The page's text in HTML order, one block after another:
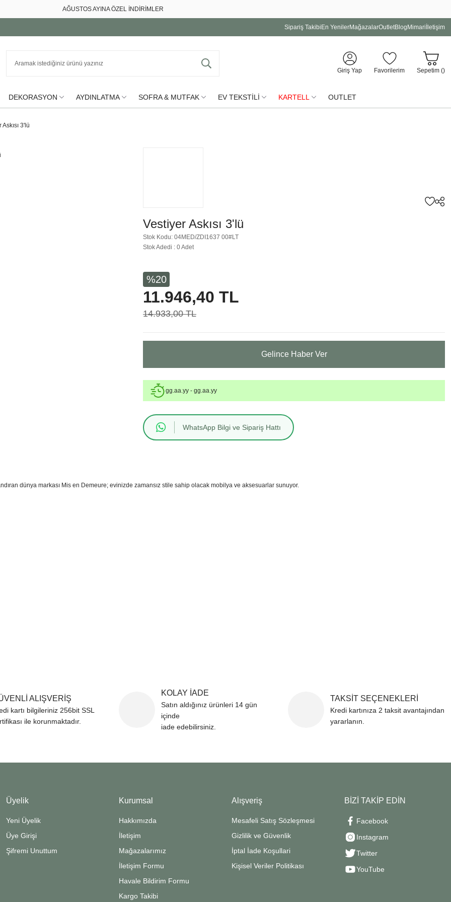
AĞUSTOS AYINA ÖZEL İNDİRİMLER
Sipariş Takibi En YenilerMağazalarOutletBlog Mimari İletişim
Giriş Yap Favorilerim Sepetim ()
DEKORASYON AYDINLATMA SOFRA & MUTFAK EV TEKSTİLİ KARTELL OUTLET
3'lü
Vestiyer Askısı 3'lü
Stok Kodu: 04MED/ZDI1637 00#LT
Stok Adedi : 0 Adet
%20
11.946,40 TL
14.933,00 TL
Gelince Haber Ver
gg.aa.yy - gg.aa.yy
WhatsApp Bilgi ve Sipariş Hattı
dünya markası Mis en Demeure; evinizde zamansız stile sahip olacak mobilya ve aksesuarlar sunuyor.
ALIŞVERİŞ
kartı bilgileriniz 256bit SSL
ile korunmaktadır.
KOLAY İADE
Satın aldığınız ürünleri 14 gün
içinde
iade edebilirsiniz.
TAKSİT SEÇENEKLERİ
Kredi kartınıza 2 taksit avantajından
yararlanın.
Üyelik
Yeni Üyelik
Üye Girişi
Şifremi Unuttum
Kurumsal
Hakkımızda
İletişim
Mağazalarımız
İletişim Formu
Havale Bildirim Formu
Kargo Takibi
Alışveriş
Mesafeli Satış Sözleşmesi
Gizlilik ve Güvenlik
İptal İade Koşullari
Kişisel Veriler Politikası
BİZİ TAKİP EDİN
Facebook
Instagram
Twitter
YouTube